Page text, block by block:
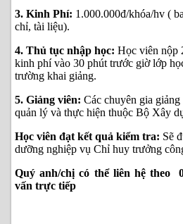
3. Kinh Phí: 1.000.000đ/khóa/hv (
chỉ, tài liệu).
4. Thủ tục nhập học: Học viên nộp
kinh phí vào 30 phút trước giờ lớp
trường khai giảng.
5. Giảng viên: Các chuyên gia
quản lý và thực hiện thuộc Bộ Xây
Học viên đạt kết quả kiểm tra: Sẽ
dưỡng nghiệp vụ Chỉ huy trưởng
Quý anh/chị có thể liên hệ theo
vấn trực tiếp